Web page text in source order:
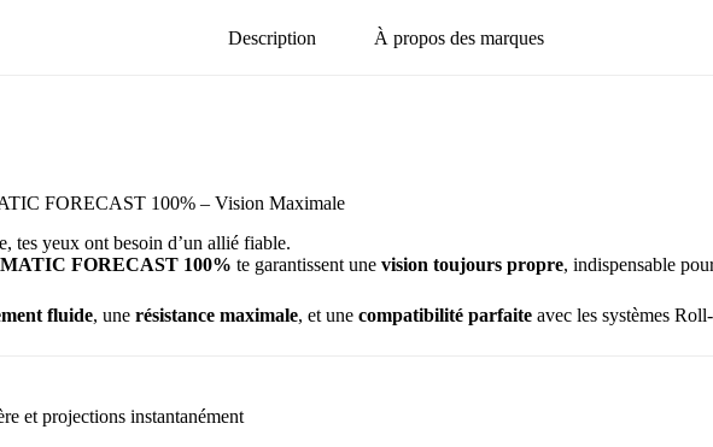
Description À propos des marques
FORECAST 100% – Vision Maximale
tes yeux ont besoin d’un allié fiable.
FORECAST 100% te garantissent une vision toujours propre, indispensable
fluide, une résistance maximale, et une compatibilité parfaite avec les systèmes
et projections instantanément